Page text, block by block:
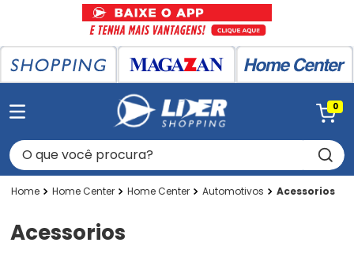
0
O que você procura?
Home Center Home Center Automotivos Acessorios
Acessorios